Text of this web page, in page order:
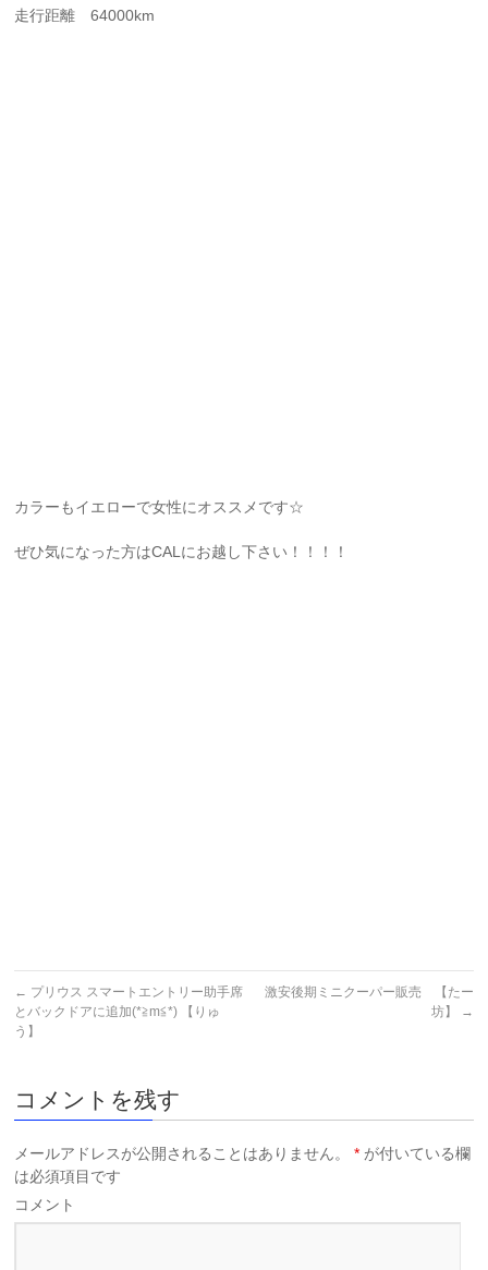
走行距離 64000km
カラーもイエローで女性にオススメです☆
ぜひ気になった方はCALにお越し下さい！！！！
← プリウス スマートエントリー助手席
とバックドアに追加(*≧m≦*) 【りゅ
う】
激安後期ミニクーパー販売 【たー
坊】
→
コメントを残す
メールアドレスが公開されることはありません。 * が付いている欄
は必須項目です
コメント